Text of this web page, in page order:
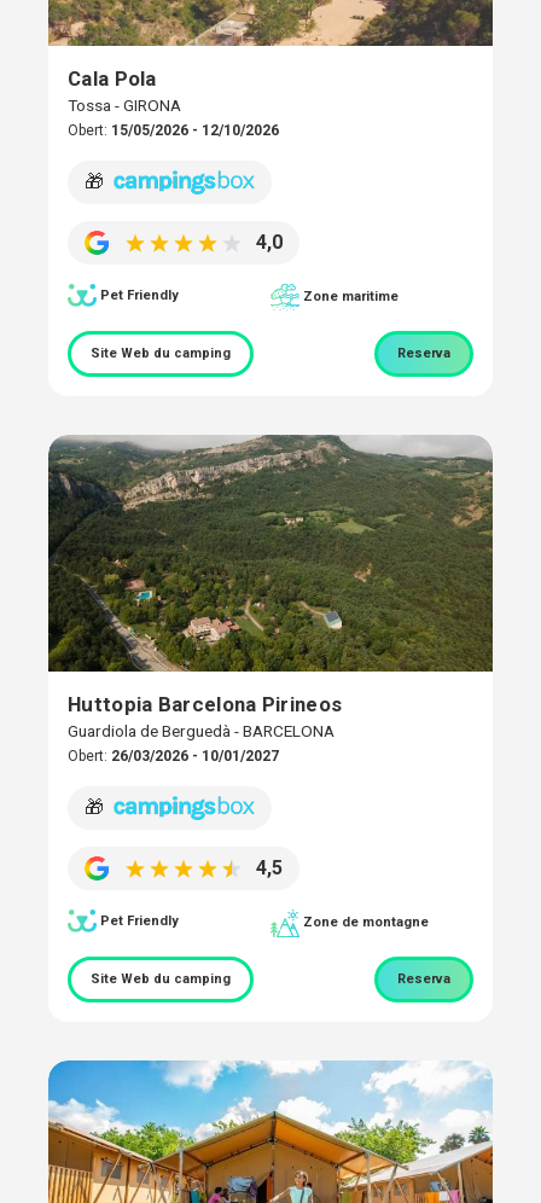
Cala Pola
Tossa - GIRONA
Obert: 15/05/2026 - 12/10/2026
🎁
4,0
Pet Friendly Zone maritime
Site Web du camping Reserva
Huttopia Barcelona Pirineos
Guardiola de Berguedà - BARCELONA
Obert: 26/03/2026 - 10/01/2027
🎁
4,5
Pet Friendly Zone de montagne
Site Web du camping Reserva